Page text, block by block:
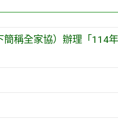
稱全家協）辦理「114